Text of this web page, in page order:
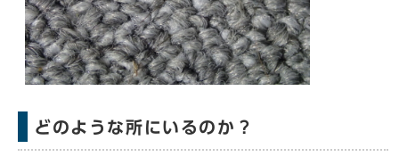
どのような所にいるのか？